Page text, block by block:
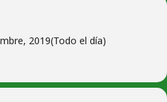
2019(Todo el día)